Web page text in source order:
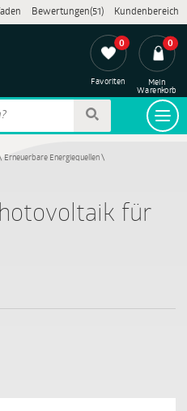
Bewertungen(51) Kundenbereich
0
Favoriten
0
Mein
Warenkorb
Erneuerbare Energiequellen\
für